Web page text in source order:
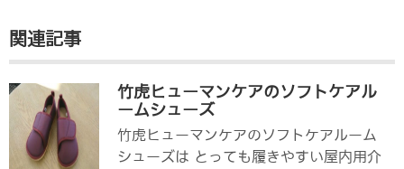
関連記事
竹虎ヒューマンケアのソフトケアル
ームシューズ
竹虎ヒューマンケアのソフトケアルーム
シューズは とっても履きやすい屋内用介